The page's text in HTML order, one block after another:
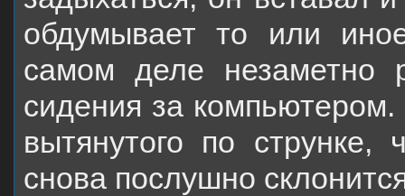
обдумывает то или
самом деле незаметно
сидения за компьютером.
вытянутого по струнке,
снова послушно